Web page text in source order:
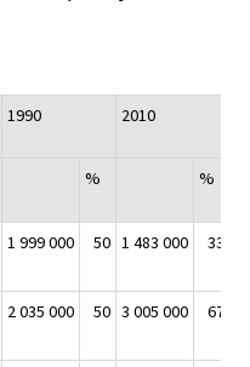
1990 2010
% %
1 999 000 50 1 483 000 33
2 035 000 50 3 005 000 67